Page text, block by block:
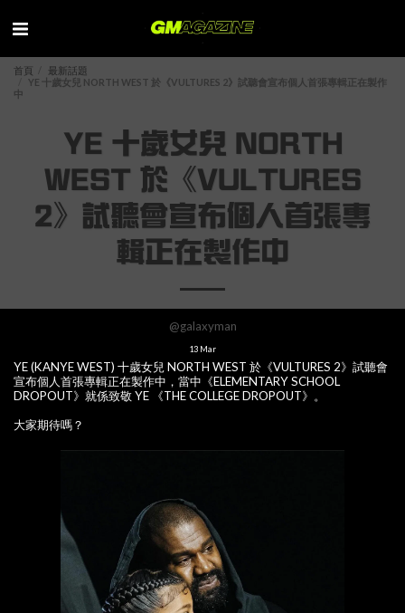
首頁
最新話題
YE 十歲女兒 NORTH WEST 於《VULTURES 2》試聽會宣布個人首張專輯正在製作
中
YE 十歲女兒 NORTH
WEST 於《VULTURES
2》試聽會宣布個人首張專
輯正在製作中
@galaxyman
13 Mar
YE (KANYE WEST) 十歲女兒 NORTH WEST 於《VULTURES 2》試聽會
宣布個人首張專輯正在製作中，當中《ELEMENTARY SCHOOL
DROPOUT》就係致敬 YE 《THE COLLEGE DROPOUT》。
大家期待嗎？